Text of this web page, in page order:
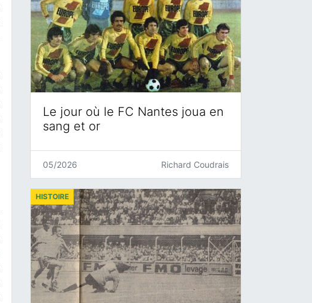
Le jour où le FC Nantes joua en
sang et or
05/2026 Richard Coudrais
HISTOIRE